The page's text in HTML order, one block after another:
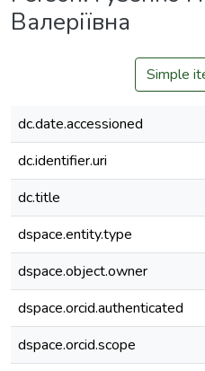
Валеріївна
Simple
dc.date.accessioned
dc.identifier.uri
dc.title
dspace.entity.type
dspace.object.owner
dspace.orcid.authenticated
dspace.orcid.scope